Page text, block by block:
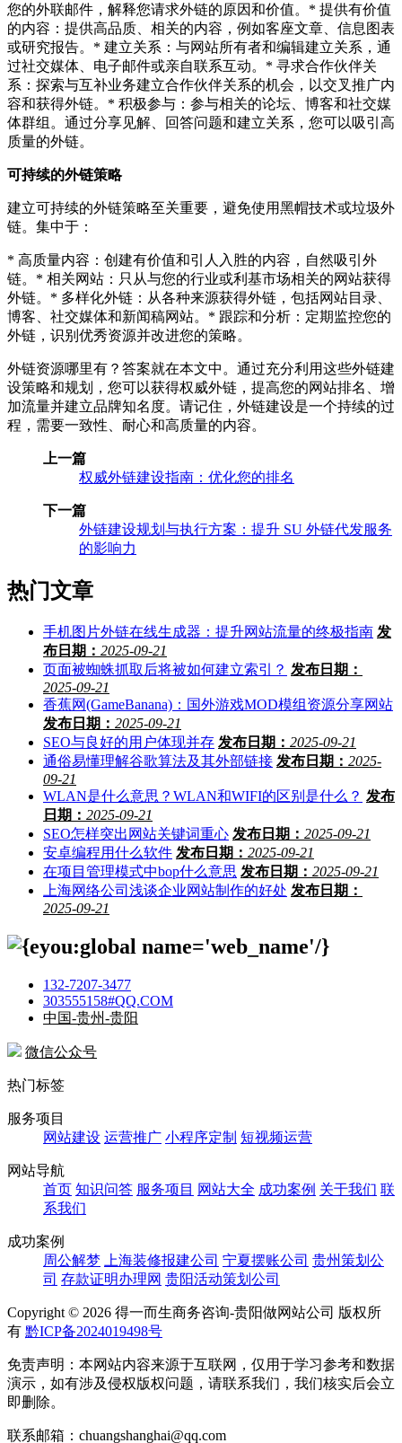
您的外联邮件，解释您请求外链的原因和价值。* 提供有价值
的内容：提供高品质、相关的内容，例如客座文章、信息图表
或研究报告。* 建立关系：与网站所有者和编辑建立关系，通
过社交媒体、电子邮件或亲自联系互动。* 寻求合作伙伴关
系：探索与互补业务建立合作伙伴关系的机会，以交叉推广内
容和获得外链。* 积极参与：参与相关的论坛、博客和社交媒
体群组。通过分享见解、回答问题和建立关系，您可以吸引高
质量的外链。
可持续的外链策略
建立可持续的外链策略至关重要，避免使用黑帽技术或垃圾外
链。集中于：
* 高质量内容：创建有价值和引人入胜的内容，自然吸引外
链。* 相关网站：只从与您的行业或利基市场相关的网站获得
外链。* 多样化外链：从各种来源获得外链，包括网站目录、
博客、社交媒体和新闻稿网站。* 跟踪和分析：定期监控您的
外链，识别优秀资源并改进您的策略。
外链资源哪里有？答案就在本文中。通过充分利用这些外链建
设策略和规划，您可以获得权威外链，提高您的网站排名、增
加流量并建立品牌知名度。请记住，外链建设是一个持续的过
程，需要一致性、耐心和高质量的内容。
上一篇
权威外链建设指南：优化您的排名
下一篇
外链建设规划与执行方案：提升 SU 外链代发服务
的影响力
热门文章
手机图片外链在线生成器：提升网站流量的终极指南 发
布日期： 2025-09-21
页面被蜘蛛抓取后将被如何建立索引？ 发布日期：
2025-09-21
香蕉网(GameBanana)：国外游戏MOD模组资源分享网站
发布日期： 2025-09-21
SEO与良好的用户体现并存 发布日期： 2025-09-21
通俗易懂理解谷歌算法及其外部链接 发布日期： 2025-
09-21
WLAN是什么意思？WLAN和WIFI的区别是什么？ 发布
日期： 2025-09-21
SEO怎样突出网站关键词重心 发布日期： 2025-09-21
安卓编程用什么软件 发布日期： 2025-09-21
在项目管理模式中bop什么意思 发布日期： 2025-09-21
上海网络公司浅谈企业网站制作的好处 发布日期：
2025-09-21
132-7207-3477
303555158#QQ.COM
中国-贵州-贵阳
微信公众号
热门标签
服务项目
网站建设 运营推广 小程序定制 短视频运营
网站导航
首页 知识问答 服务项目 网站大全 成功案例 关于我们 联
系我们
成功案例
周公解梦
上海装修报建公司 宁夏摆账公司 贵州策划公
司 存款证明办理网 贵阳活动策划公司
Copyright © 2026 得一而生商务咨询-贵阳做网站公司 版权所
有 黔ICP备2024019498号
免责声明：本网站内容来源于互联网，仅用于学习参考和数据
演示，如有涉及侵权版权问题，请联系我们，我们核实后会立
即删除。
联系邮箱：chuangshanghai@qq.com